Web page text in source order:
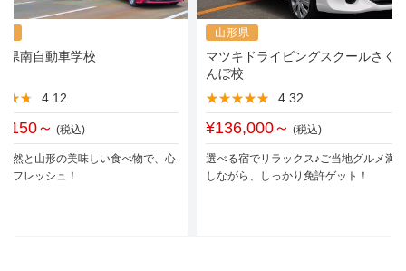
県南自動車学校
4.12
～ (税込)
然と山形の美味しい食べ物で、心
フレッシュ！
山形県
マツキドライビングスクールさく
んぼ校
★★★★★
★★★★★ 4.32
¥136,000～ (税込)
選べる宿でリラックス♪ご当地グルメ満
しながら、しっかり免許ゲット！